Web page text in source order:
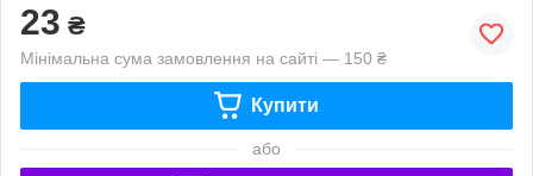
23 ₴
Мінімальна сума замовлення на сайті — 150 ₴
Купити
або